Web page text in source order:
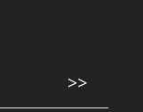
>>